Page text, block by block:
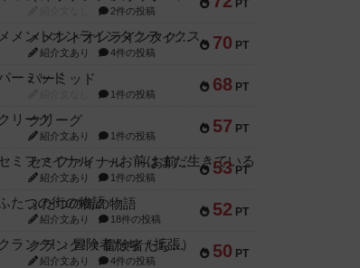
PT
2件の投稿
70 PT
メメントオンラインタクティクス
紹介文あり 4件の投稿
68 PT
パーミッド
1件の投稿
57 PT
クリーグ
紹介文あり 1件の投稿
53 PT
セミファイナル ～お前はまだ生きている～
紹介文あり 1件の投稿
52 PT
ふたつの街の物語
紹介文あり 18件の投稿
50 PT
クランク! ：冒険者たち（拡張）
紹介文あり 4件の投稿